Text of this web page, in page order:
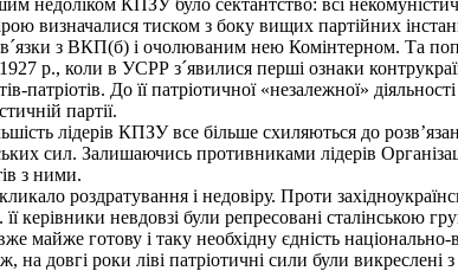
недоліком КПЗУ було сектантство: всі
визначалися тиском з боку вищих партійних
з ВКП(б) і очолюваним нею Комінтерном. Та
p., коли в УСРР з´явилися перші ознаки
патріотів. До її патріотичної «незалежної»
партії.
лідерів КПЗУ все більше схиляються до
сил. Залишаючись противниками лідерів
з ними.
роздратування і недовіру. Проти
керівники невдовзі були репресовані
майже готову і таку необхідну єдність
на довгі роки ліві патріотичні сили були